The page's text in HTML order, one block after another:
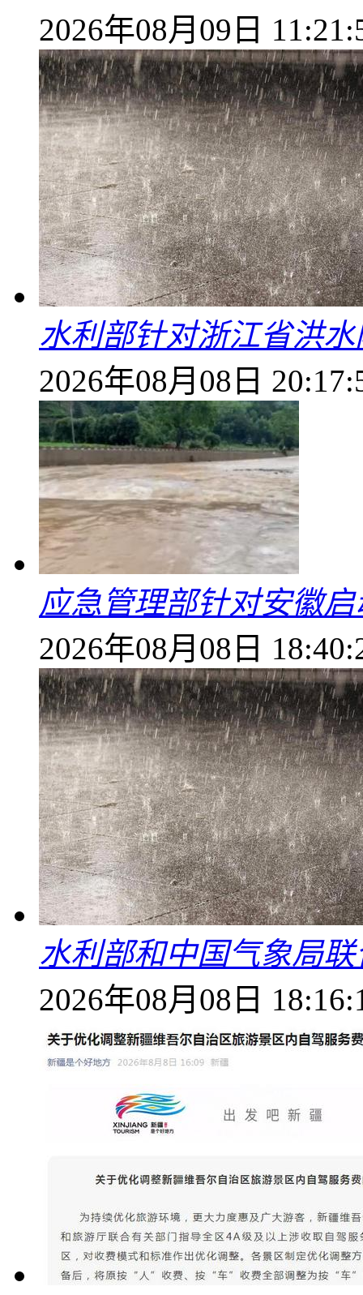
2026年08月09日
水利部针对浙江省洪
2026年08月08日
应急管理部针对安徽
2026年08月08日
水利部和中国气象局
2026年08月08日